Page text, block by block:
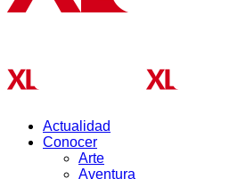
Actualidad
Conocer
Arte
Aventura